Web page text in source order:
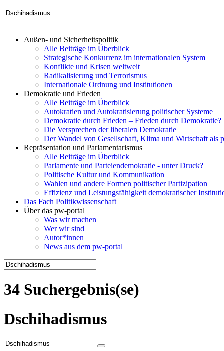
Außen- und Sicherheitspolitik
Alle Beiträge im Überblick
Strategische Konkurrenz im internationalen System
Konflikte und Krisen weltweit
Radikalisierung und Terrorismus
Internationale Ordnung und Institutionen
Demokratie und Frieden
Alle Beiträge im Überblick
Autokratien und Autokratisierung politischer Systeme
Demokratie durch Frieden – Frieden durch Demokratie?
Die Versprechen der liberalen Demokratie
Der Wandel von Gesellschaft, Klima und Wirtschaft als
Repräsentation und Parlamentarismus
Alle Beiträge im Überblick
Parlamente und Parteiendemokratie - unter Druck?
Politische Kultur und Kommunikation
Wahlen und andere Formen politischer Partizipation
Effizienz und Leistungsfähigkeit demokratischer
Das Fach Politikwissenschaft
Über das pw-portal
Was wir machen
Wer wir sind
Autor*innen
News aus dem pw-portal
34 Suchergebnis(se)
Dschihadismus